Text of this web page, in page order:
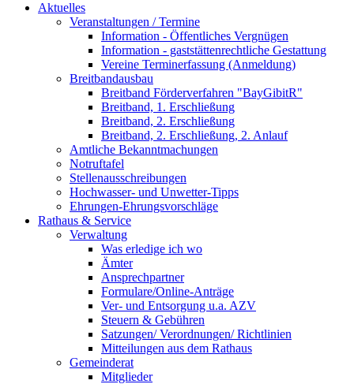
Aktuelles
Veranstaltungen / Termine
Information - Öffentliches Vergnügen
Information - gaststättenrechtliche Gestattung
Vereine Terminerfassung (Anmeldung)
Breitbandausbau
Breitband Förderverfahren "BayGibitR"
Breitband, 1. Erschließung
Breitband, 2. Erschließung
Breitband, 2. Erschließung, 2. Anlauf
Amtliche Bekanntmachungen
Notruftafel
Stellenausschreibungen
Hochwasser- und Unwetter-Tipps
Ehrungen-Ehrungsvorschläge
Rathaus & Service
Verwaltung
Was erledige ich wo
Ämter
Ansprechpartner
Formulare/Online-Anträge
Ver- und Entsorgung u.a. AZV
Steuern & Gebühren
Satzungen/ Verordnungen/ Richtlinien
Mitteilungen aus dem Rathaus
Gemeinderat
Mitglieder